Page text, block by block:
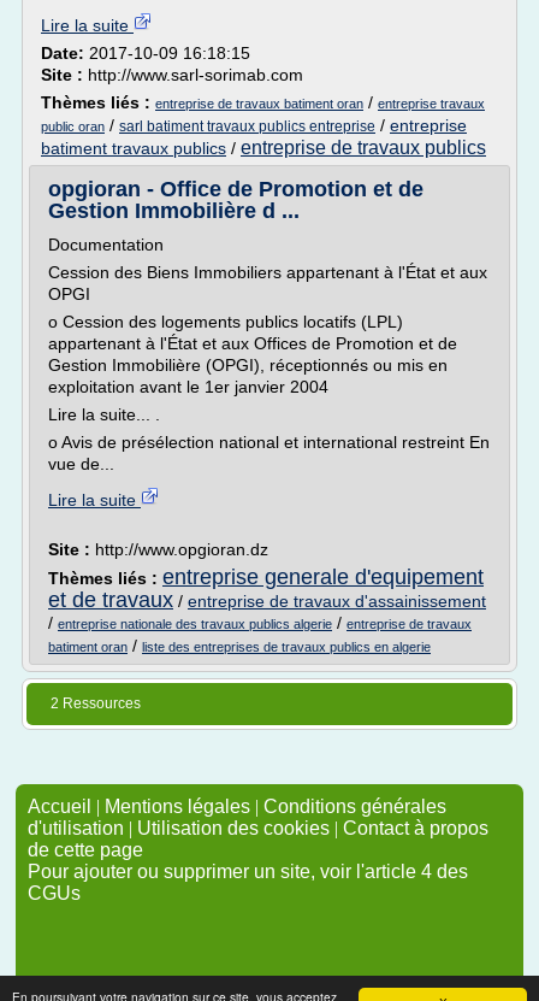
En poursuivant votre navigation sur ce site, vous acceptez
Lire la suite
Date: 2017-10-09 16:18:15
Site : http://www.sarl-sorimab.com
Thèmes liés : entreprise de travaux batiment oran / entreprise travaux
public oran / sarl batiment travaux publics entreprise / entreprise
batiment travaux publics / entreprise de travaux publics
opgioran - Office de Promotion et de
Gestion Immobilière d ...
Documentation
Cession des Biens Immobiliers appartenant à l'État et aux
OPGI
o Cession des logements publics locatifs (LPL)
appartenant à l'État et aux Offices de Promotion et de
Gestion Immobilière (OPGI), réceptionnés ou mis en
exploitation avant le 1er janvier 2004
Lire la suite... .
o Avis de présélection national et international restreint En
vue de...
Lire la suite
Site : http://www.opgioran.dz
Thèmes liés : entreprise generale d'equipement
et de travaux / entreprise de travaux d'assainissement
/ entreprise nationale des travaux publics algerie / entreprise de travaux
batiment oran / liste des entreprises de travaux publics en algerie
2 Ressources
Accueil | Mentions légales | Conditions générales
d'utilisation | Utilisation des cookies | Contact à propos
de cette page
Pour ajouter ou supprimer un site, voir l'article 4 des
CGUs